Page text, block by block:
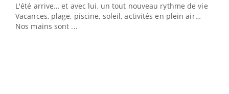
L'été arrive… et avec lui, un tout nouveau rythme de vie !
Vacances, plage, piscine, soleil, activités en plein air…
Nos mains sont ...